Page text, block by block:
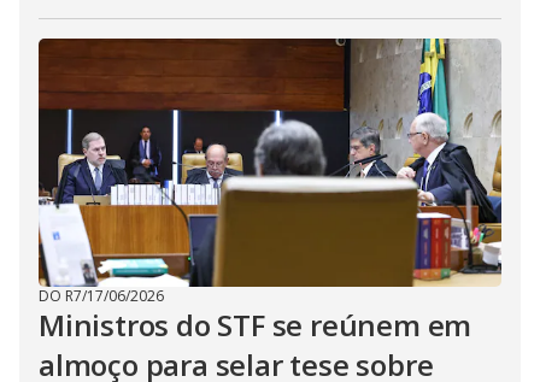
DO R7/17/06/2026
Ministros do STF se reúnem em
almoço para selar tese sobre